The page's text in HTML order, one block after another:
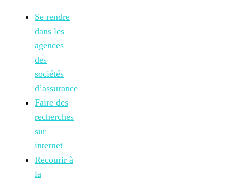
Se rendre
dans les
agences
des
sociétés
d’assurance
Faire des
recherches
sur
internet
Recourir à
la